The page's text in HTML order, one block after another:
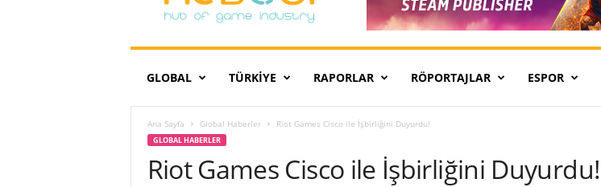
GLOBAL TÜRKIYE RAPORLAR RÖPORTAJLAR ESPOR
Ana Sayfa Global Haberler Riot Games Cisco ile İşbirliğini Duyurdu!
GLOBAL HABERLER
Riot Games Cisco ile İşbirliğini Duyurdu!